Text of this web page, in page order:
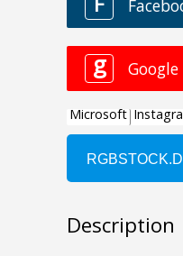
Description